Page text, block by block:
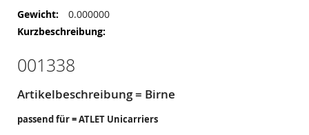
Mehr
Informationen
0.000000
001338
Artikelbeschreibung = Birne
passend für = ATLET Unicarriers